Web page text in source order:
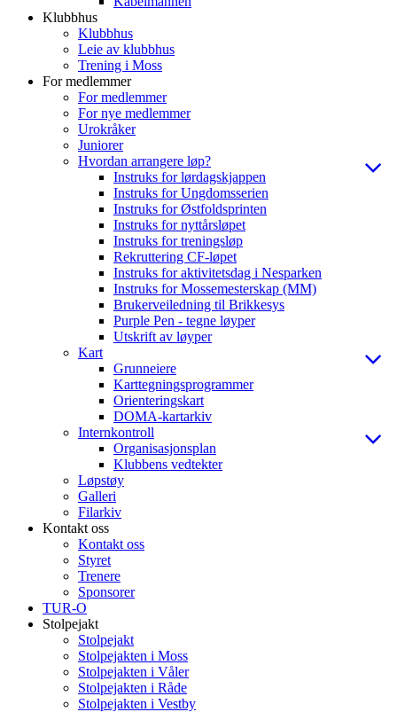
Klubbhus
Klubbhus
Leie av klubbhus
Trening i Moss
For medlemmer
For medlemmer
For nye medlemmer
Urokråker
Juniorer
Hvordan arrangere løp?
Instruks for lørdagskjappen
Instruks for Ungdomsserien
Instruks for Østfoldsprinten
Instruks for nyttårsløpet
Instruks for treningsløp
Rekruttering CF-løpet
Instruks for aktivitetsdag i Nesparken
Instruks for Mossemesterskap (MM)
Brukerveiledning til Brikkesys
Purple Pen - tegne løyper
Utskrift av løyper
Kart
Grunneiere
Karttegningsprogrammer
Orienteringskart
DOMA-kartarkiv
Internkontroll
Organisasjonsplan
Klubbens vedtekter
Løpstøy
Galleri
Filarkiv
Kontakt oss
Kontakt oss
Styret
Trenere
Sponsorer
TUR-O
Stolpejakt
Stolpejakt
Stolpejakten i Moss
Stolpejakten i Våler
Stolpejakten i Råde
Stolpejakten i Vestby